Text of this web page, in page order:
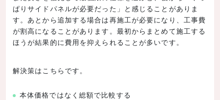
ぱりサイドパネルが必要だった」と感じることがありま
す。あとから追加する場合は再施工が必要になり、工事費
が割高になることがあります。最初からまとめて施工する
ほうが結果的に費用を抑えられることが多いです。
解決策はこちらです。
本体価格ではなく総額で比較する